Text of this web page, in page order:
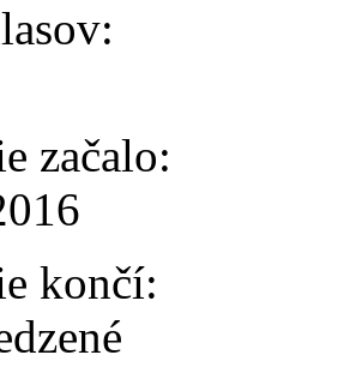
začalo:
končí: